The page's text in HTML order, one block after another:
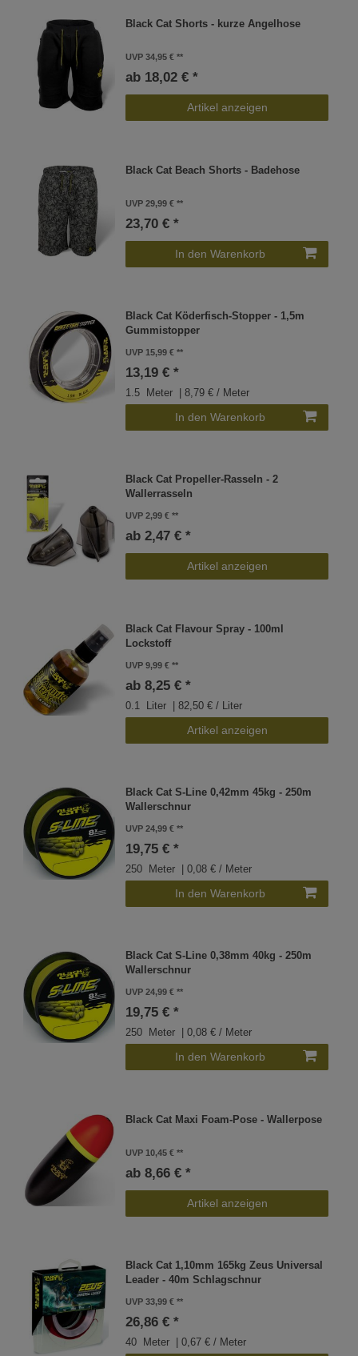
Black Cat Shorts - kurze Angelhose
UVP 34,95 €
ab 18,02 € *
Artikel anzeigen
Black Cat Beach Shorts - Badehose
UVP 29,99 €
23,70 € *
In den Warenkorb
Black Cat Köderfisch-Stopper - 1,5m
Gummistopper
UVP 15,99 €
13,19 € *
1.5 Meter | 8,79 € / Meter
In den Warenkorb
Black Cat Propeller-Rasseln - 2
Wallerrasseln
UVP 2,99 €
ab 2,47 € *
Artikel anzeigen
Black Cat Flavour Spray - 100ml
Lockstoff
UVP 9,99 €
ab 8,25 € *
0.1 Liter | 82,50 € / Liter
Artikel anzeigen
Black Cat S-Line 0,42mm 45kg - 250m
Wallerschnur
UVP 24,99 €
19,75 € *
250 Meter | 0,08 € / Meter
In den Warenkorb
Black Cat S-Line 0,38mm 40kg - 250m
Wallerschnur
UVP 24,99 €
19,75 € *
250 Meter | 0,08 € / Meter
In den Warenkorb
Black Cat Maxi Foam-Pose - Wallerpose
UVP 10,45 €
ab 8,66 € *
Artikel anzeigen
Black Cat 1,10mm 165kg Zeus Universal
Leader - 40m Schlagschnur
UVP 33,99 €
26,86 € *
40 Meter | 0,67 € / Meter